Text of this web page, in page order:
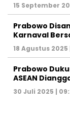
15 September
Prabowo
Karnaval
18 Agustus 2025
Prabowo
ASEAN
30 Juli 2025 |